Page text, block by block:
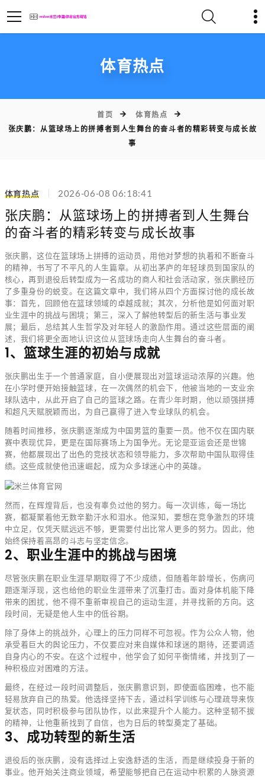
体育热点
首页
体育热点
张庆鹏：从篮球场上的拼搏者到人生舞台的奋斗者的精彩转变与成长故
事
体育热点 2026-06-08 06:18:41
张庆鹏：从篮球场上的拼搏者到人生舞台
的奋斗者的精彩转变与成长故事
张庆鹏，这位在篮球场上拼搏的运动员，用他对梦想的执着和不断奋斗
的精神，书写了不平凡的人生篇章。从初出茅庐的年轻球员到国家队的
核心，再到退役后转型成为一名成功的商人和社会活动家，张庆鹏经历
了多重身份的蜕变。在这篇文章中，我们将从四个方面探讨他的成长故
事：首先，回顾他在篮球领域的卓越成就；其次，分析他是如何面对职
业生涯中的挑战与困境；第三，深入了解他转型后的新生活与事业发
展；最后，总结其人生哲学及对年轻人的激励作用。通过这些层面的阐
述，我们将更全面地认识这位从篮球场走向人生舞台的奋斗者。
1、篮球生涯的初始与成就
张庆鹏出生于一个普通家庭，自小便展现出对篮球运动浓厚的兴趣。他
在小学时便开始接触篮球，在一次偶然的机会下，他被当地的一支业余
球队选中，从此开启了自己的篮球之路。在青少年时期，他以顽强拼搏
和超凡天赋脱颖而出，为自己赢得了进入专业球队的机会。
随着时间推移，张庆鹏逐渐成为中国男篮的重要一员。他不仅在国内联
赛中表现优异，更是在国际赛场上为国争光。无论是亚运会还是世锦
赛，他都展现出了出色的竞技状态和领导能力，多次帮助中国队取得佳
绩。这些成就使他迅速崛起，成为众多球迷心中的英雄。
然而，在辉煌背后，也没有辜负过他的努力。每一次训练，每一场比
赛，都凝聚着他无数辛勤汗水和泪水。他深知，要想在竞争激烈的环境
中立足，仅凭天赋远远不够，更需要付出比常人更多的努力。因此，他
始终保持着高昂的斗志与坚定信念。
2、职业生涯中的挑战与困境
尽管张庆鹏在职业生涯早期取得了不少成绩，但随着年龄增长，伤病问
题逐渐浮现，这也给他的职业生涯带来了沉重打击。面对身体机能下降
带来的困扰，他不得不重新审视自己的运动生涯，并寻找新的方向。这
段时间，无疑是他人生中的低谷期。
除了身体上的挑战外，心理上的压力同样不可忽视。作为公众人物，他
承受着巨大的舆论压力，不仅要应对来自媒体和球迷的期待，还要调适
自身内心的不安。在这个过程中，他学会了如何平衡情绪，并找到了一
种积极应对困难的方法。
最终，在经过一段时间调整后，张庆鹏意识到，即使面临困难，也不能
轻易放弃自己的热爱。他选择坚持下去，通过科学训练与心理疏导来恢
复状态，同时积极参与团队协作，以此来提升个人能力。这种坚韧不拔
的精神，让他重新找到了自信，也为日后的转型奠定了基础。
3、成功转型的新生活
退役后的张庆鹏，没有选择过上安逸舒适的生活，而是继续投身于新的
事业。他开始关注商业领域，希望能够把自己在运动中积累的人脉资源